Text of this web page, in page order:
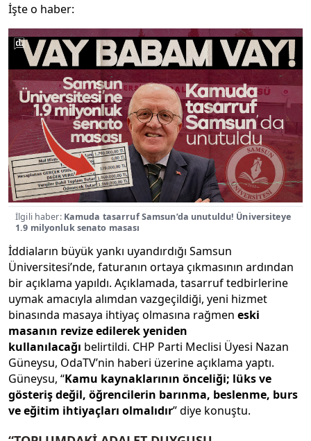
İşte o haber:
İlgili haber: Kamuda tasarruf Samsun’da unutuldu! Üniversiteye
1.9 milyonluk senato masası
İddiaların büyük yankı uyandırdığı Samsun
Üniversitesi’nde, faturanın ortaya çıkmasının ardından
bir açıklama yapıldı. Açıklamada, tasarruf tedbirlerine
uymak amacıyla alımdan vazgeçildiği, yeni hizmet
binasında masaya ihtiyaç olmasına rağmen eski
masanın revize edilerek yeniden
kullanılacağı belirtildi. CHP Parti Meclisi Üyesi Nazan
Güneysu, OdaTV’nin haberi üzerine açıklama yaptı.
Güneysu, “Kamu kaynaklarının önceliği; lüks ve
gösteriş değil, öğrencilerin barınma, beslenme, burs
ve eğitim ihtiyaçları olmalıdır” diye konuştu.